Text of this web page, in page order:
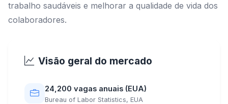
trabalho saudáveis e melhorar a qualidade de vida dos
colaboradores.
Visão geral do mercado
24,200 vagas anuais (EUA)
Bureau of Labor Statistics, EUA